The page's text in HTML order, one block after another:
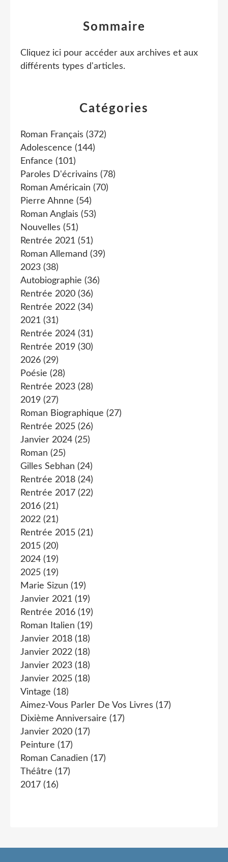
Catégories
Roman Français (372)
Adolescence (144)
Enfance (101)
Paroles D'écrivains (78)
Roman Américain (70)
Pierre Ahnne (54)
Roman Anglais (53)
Nouvelles (51)
Rentrée 2021 (51)
Roman Allemand (39)
2023 (38)
Autobiographie (36)
Rentrée 2020 (36)
Rentrée 2022 (34)
2021 (31)
Rentrée 2024 (31)
Rentrée 2019 (30)
2026 (29)
Poésie (28)
Rentrée 2023 (28)
2019 (27)
Roman Biographique (27)
Rentrée 2025 (26)
Janvier 2024 (25)
Roman (25)
Gilles Sebhan (24)
Rentrée 2018 (24)
Rentrée 2017 (22)
2016 (21)
2022 (21)
Rentrée 2015 (21)
2015 (20)
2024 (19)
2025 (19)
Marie Sizun (19)
Janvier 2021 (19)
Rentrée 2016 (19)
Roman Italien (19)
Janvier 2018 (18)
Janvier 2022 (18)
Janvier 2023 (18)
Janvier 2025 (18)
Vintage (18)
Aimez-Vous Parler De Vos Livres (17)
Dixième Anniversaire (17)
Janvier 2020 (17)
Peinture (17)
Roman Canadien (17)
Théâtre (17)
2017 (16)
Sommaire
Cliquez ici pour accéder aux archives et aux
différents types d'articles.